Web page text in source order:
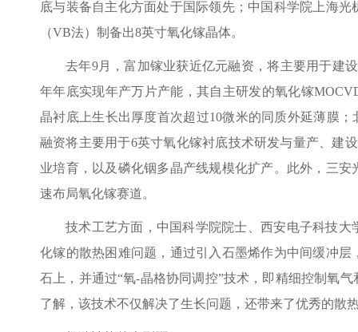
底与装备自主化方面处于国际领先；中国科学院上海
（VB法）制备出8英寸氧化镓晶体。
去年9月，富加镓业获近亿元融资，将主要用于建
年年底实现年产万片产能，其自主研发的氧化镓
晶衬底上生长出厚度首次超过10微米的同质外延薄膜
融资将主要用于6英寸氧化镓衬底技术研发与量产、建
业培育，以及磷化铟多晶产线规模化扩产。此外，三
速布局氧化镓赛道。
技术工艺方面，中国科学院院士、西安电子科技
化镓的散热困难问题，通过引入石墨烯作为中间缓冲
石上，并通过“氧-晶格协同调控”技术，即精细控制氧
了解，该技术不仅解决了生长问题，还带来了优秀的散